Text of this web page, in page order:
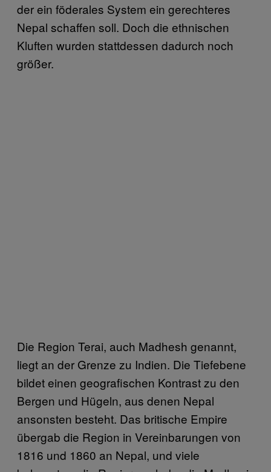
der ein föderales System ein gerechteres
Nepal schaffen soll. Doch die ethnischen
Kluften wurden stattdessen dadurch noch
größer.
Die Region Terai, auch Madhesh genannt,
liegt an der Grenze zu Indien. Die Tiefebene
bildet einen geografischen Kontrast zu den
Bergen und Hügeln, aus denen Nepal
ansonsten besteht. Das britische Empire
übergab die Region in Vereinbarungen von
1816 und 1860 an Nepal, und viele